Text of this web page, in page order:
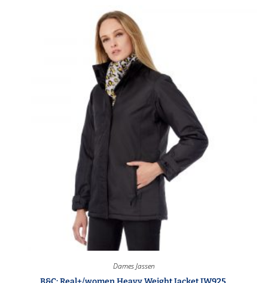
Dames Jassen